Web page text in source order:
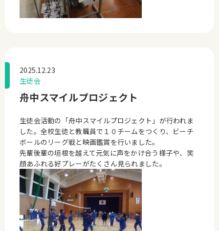
2025.12.23
生徒会
舟中スマイルプロジェクト
生徒会活動の「舟中スマイルプロジェクト」が行われま
した。全校生徒と教職員で１０チームをつくり、ビーチ
ボールのリーグ戦と映画鑑賞を行いました。
先輩後輩の垣根を越えて元気に声をかけ合う様子や、笑
顔あふれる好プレーがたくさん見られました。